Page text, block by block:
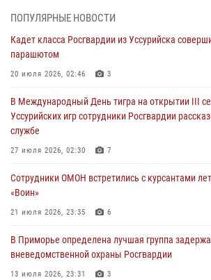
Во Владивостоке во дворе жилого дома
В День Крещения Руси в Князь-Владимирском
ходом
28 июля 2026, 10:29
Росгвардейцы в Приморье приняли участие в
28 июля 2026, 05:39
В Международный День тигра на открытии III
службе
ПОПУЛЯРНЫЕ НОВОСТИ
Кадет класса Росгвардии из Уссурийска
парашютом
20 июля 2026, 02:46 3
В Международный День тигра на открытии III
Уссурийских игр сотрудники Росгвардии
службе
27 июля 2026, 02:30 7
Сотрудники ОМОН встретились с курсантами
«Воин»
21 июля 2026, 23:35 6
В Приморье определена лучшая группа
вневедомственной охраны Росгвардии
13 июля 2026, 23:31 3